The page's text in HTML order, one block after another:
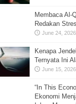
Membaca Al-
Redakan
June 24, 2026
Kenapa
Ternyata Ini
June 15, 2026
“In This
Ekonomi